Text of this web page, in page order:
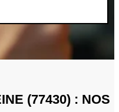
(77430) : NOS